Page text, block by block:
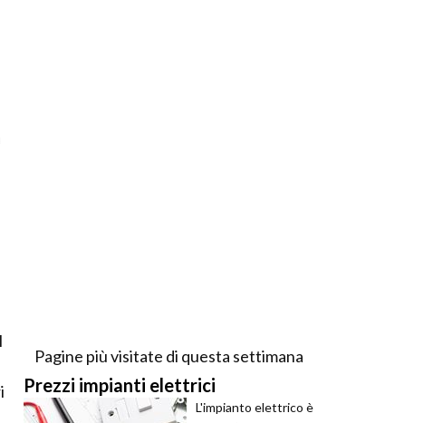
Pagine più visitate di questa settimana
Prezzi impianti elettrici
L'impianto elettrico è